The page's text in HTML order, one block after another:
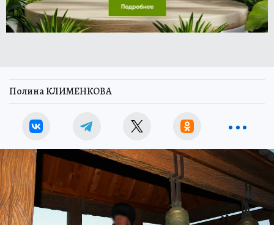
Полина КЛИМЕНКОВА